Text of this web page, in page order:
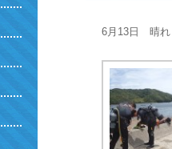
6月13日 晴れ